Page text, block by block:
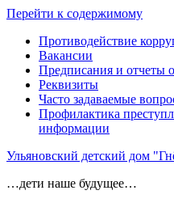
Перейти к содержимому
Противодействие
Вакансии
Предписания и отчеты
Реквизиты
Часто задаваемые
Профилактика
информации
Ульяновский детский дом
…дети наше будущее…